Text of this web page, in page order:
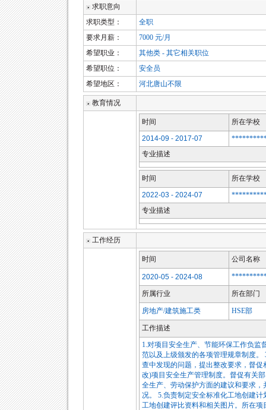
求职意向
求职类型：
全职
要求月薪：
7000 元/月
希望职业：
其他类 - 其它相关职位
希望职位：
安全员
希望地区：
河北唐山不限
教育情况
时间
所在学校
2014-09 - 2017-07
专业描述
时间
所在学校
2022-03 - 2024-07
专业描述
工作经历
时间 公司名称
2020-05 - 2024-08
所属行业 所在部门
房地产/建筑施工类 HSE部
工作描述
1.对项目安全生产、节能环保工作负监
范以及上级颁发的各项管理规章制度
查中发现的问题，提出整改要求，督
改)项目安全生产管理制度。督促有关
全生产、劳动保护方面的建议和要求
况。 5.负责制定安全标准化工地创建
工地创建评比资料和相关图片。所在